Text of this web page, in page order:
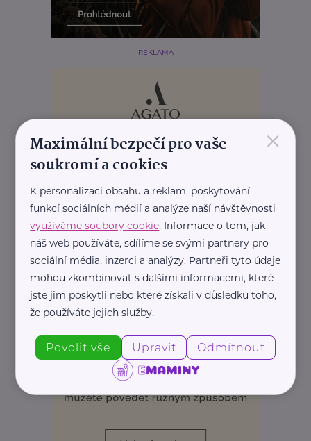
REKLAMA
×
Maximální bezpečí pro vaše
soukromí a cookies
K personalizaci obsahu a reklam, poskytování
funkcí sociálních médií a analýze naší návštěvnosti
využíváme soubory cookie. Informace o tom, jak
náš web používáte, sdílíme se svými partnery pro
sociální média, inzerci a analýzy. Partneři tyto údaje
mohou zkombinovat s dalšími informacemi, které
jste jim poskytli nebo které získali v důsledku toho,
že používáte jejich služby.
Povolit vše Upravit Odmítnout